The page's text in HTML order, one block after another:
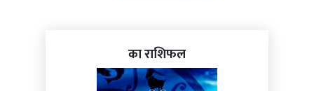
का राशिफल